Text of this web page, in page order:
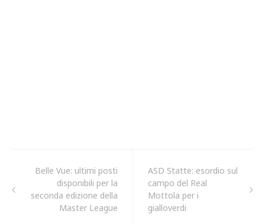
Belle Vue: ultimi posti
disponibili per la
seconda edizione della
Master League
ASD Statte: esordio sul
campo del Real
Mottola per i
gialloverdi